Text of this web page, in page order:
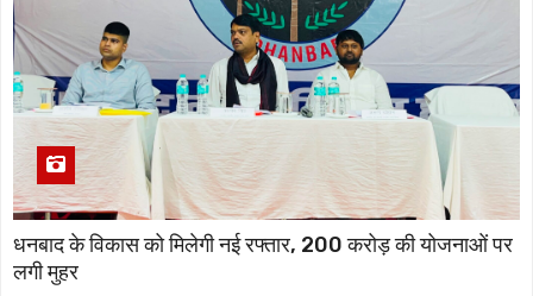
धनबाद के विकास को मिलेगी नई रफ्तार, 200 करोड़ की योजनाओं पर
लगी मुहर